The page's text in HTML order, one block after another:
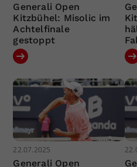
Generali Open
Kitzbühel: Misolic im
Achtelfinale
gestoppt
22.07.2025
Generali Open